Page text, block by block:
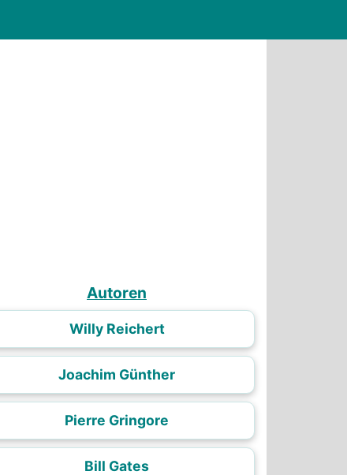
Autoren
Willy Reichert
Joachim Günther
Pierre Gringore
Bill Gates